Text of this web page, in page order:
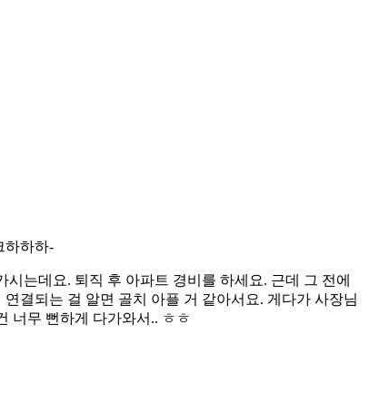
하하하-
는데요. 퇴직 후 아파트 경비를 하세요. 근데 그 전에
결되는 걸 알면 골치 아플 거 같아서요. 게다가 사장님
너무 뻔하게 다가와서.. ㅎㅎ